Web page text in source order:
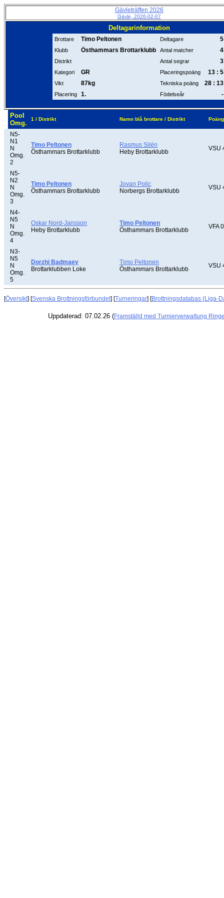
Gävleträffen 2026
Gävle, 2026-02-07
Deltagarinformation
Brottare Timo Peltonen Deltagare 5
Klubb Östhammars Brottarklubb Antal matcher 4
Distrikt Antal segrar 3
Kategori GR Placeringspoäng 13 : 5
Vikt 87kg Tekniska poäng 28 : 13
Placering 1. Födelseår -
Pool
Omg.
1 / Distrikt Namn blå brottare / Distrikt Poäng
N5-
N1
N
Omg.
2
Timo Peltonen
Östhammars Brottarklubb
Rasmus Silén
Heby Brottarklubb
VSU
N5-
N2
N
Omg.
3
Timo Peltonen
Östhammars Brottarklubb
Jovan Polic
Norbergs Brottarklubb
VSU
N4-
N5
N
Omg.
4
Oskar Nord-Jansson
Heby Brottarklubb
Timo Peltonen
Östhammars Brottarklubb
VFA
N3-
N5
N
Omg.
5
Dorzhi Badmaev
Brottarklubben Loke
Timo Peltonen
Östhammars Brottarklubb
VSU
[Översikt] [Svenska Brottningsförbundet] [Turneringar] [Brottningsdatabas (Liga-
Uppdaterad: 07.02.26 (Framställd med Turnierverwaltung